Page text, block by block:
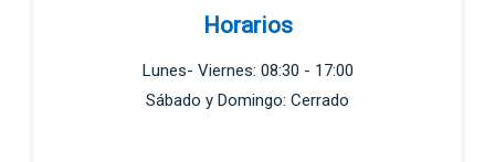
Horarios
Lunes- Viernes: 08:30 - 17:00
Sábado y Domingo: Cerrado